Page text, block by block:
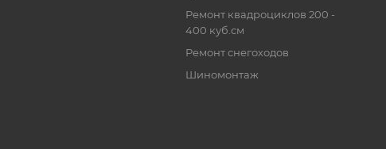
Ремонт квадроциклов 200 -
400 куб.см
Ремонт снегоходов
Шиномонтаж